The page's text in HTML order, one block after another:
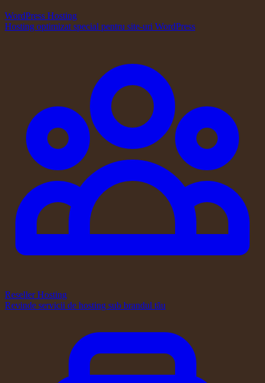
WordPress Hosting
Hosting optimizat special pentru site-uri WordPress
Reseller Hosting
Revinde servicii de hosting sub brandul tău